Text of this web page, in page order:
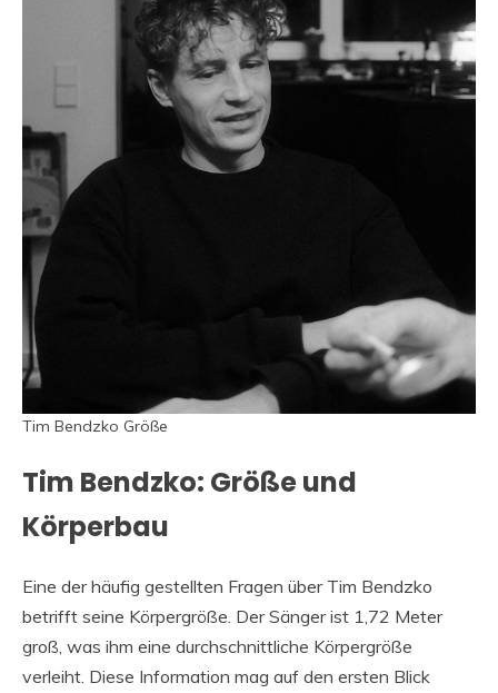
Tim Bendzko Größe
Tim Bendzko: Größe und
Körperbau
Eine der häufig gestellten Fragen über Tim Bendzko
betrifft seine Körpergröße. Der Sänger ist 1,72 Meter
groß, was ihm eine durchschnittliche Körpergröße
verleiht. Diese Information mag auf den ersten Blick